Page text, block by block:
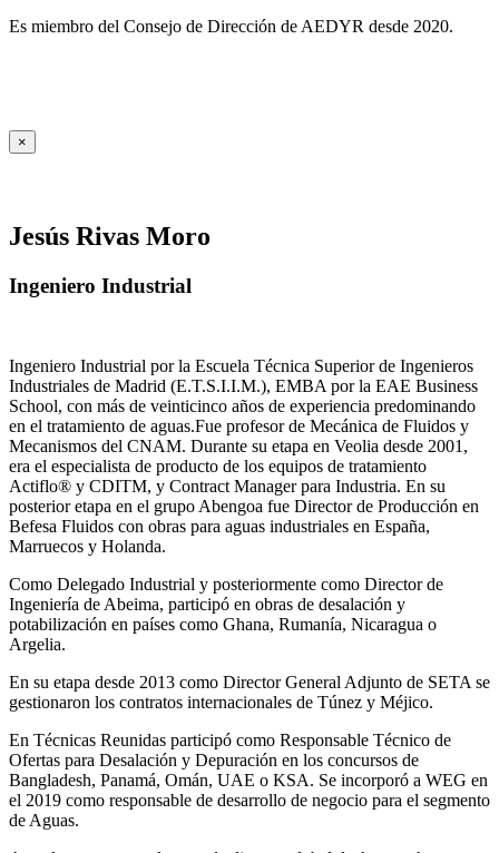
Es miembro del Consejo de Dirección de AEDYR desde 2020.
×
Jesús Rivas Moro
Ingeniero Industrial
Ingeniero Industrial por la Escuela Técnica Superior de Ingenieros
Industriales de Madrid (E.T.S.I.I.M.), EMBA por la EAE Business
School, con más de veinticinco años de experiencia predominando
en el tratamiento de aguas.Fue profesor de Mecánica de Fluidos y
Mecanismos del CNAM. Durante su etapa en Veolia desde 2001,
era el especialista de producto de los equipos de tratamiento
Actiflo® y CDITM, y Contract Manager para Industria. En su
posterior etapa en el grupo Abengoa fue Director de Producción en
Befesa Fluidos con obras para aguas industriales en España,
Marruecos y Holanda.
Como Delegado Industrial y posteriormente como Director de
Ingeniería de Abeima, participó en obras de desalación y
potabilización en países como Ghana, Rumanía, Nicaragua o
Argelia.
En su etapa desde 2013 como Director General Adjunto de SETA se
gestionaron los contratos internacionales de Túnez y Méjico.
En Técnicas Reunidas participó como Responsable Técnico de
Ofertas para Desalación y Depuración en los concursos de
Bangladesh, Panamá, Omán, UAE o KSA. Se incorporó a WEG en
el 2019 como responsable de desarrollo de negocio para el segmento
de Aguas.